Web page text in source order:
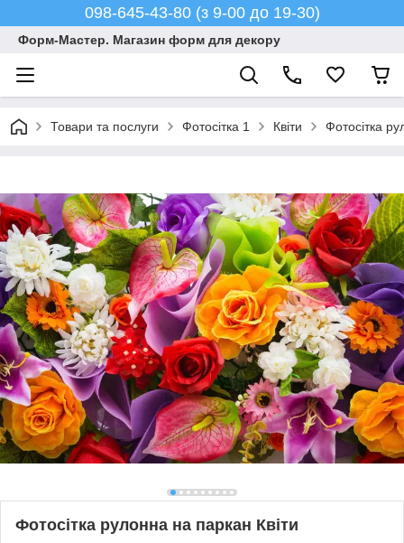
098-645-43-80 (з 9-00 до 19-30)
Форм-Мастер. Магазин форм для декору
Товари та послуги Фотосітка 1 Квіти Фотосітка
Фотосітка рулонна на паркан Квіти